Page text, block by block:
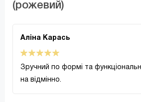
(рожевий)
Аліна Карась
Зручний по формі та
на відмінно.